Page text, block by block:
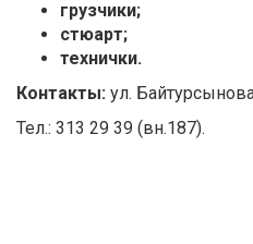
грузчики;
стюарт;
технички.
Контакты: ул.
Тел.: 313 29 39 (вн.187).